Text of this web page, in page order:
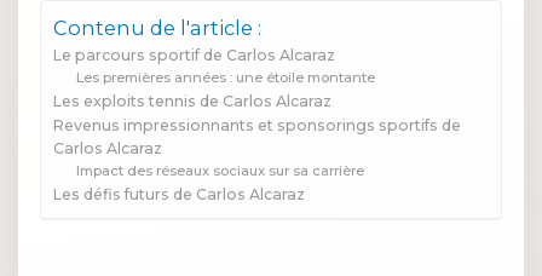
Contenu de l'article :
Le parcours sportif de Carlos Alcaraz
Les premières années : une étoile montante
Les exploits tennis de Carlos Alcaraz
Revenus impressionnants et sponsorings sportifs de
Carlos Alcaraz
Impact des réseaux sociaux sur sa carrière
Les défis futurs de Carlos Alcaraz